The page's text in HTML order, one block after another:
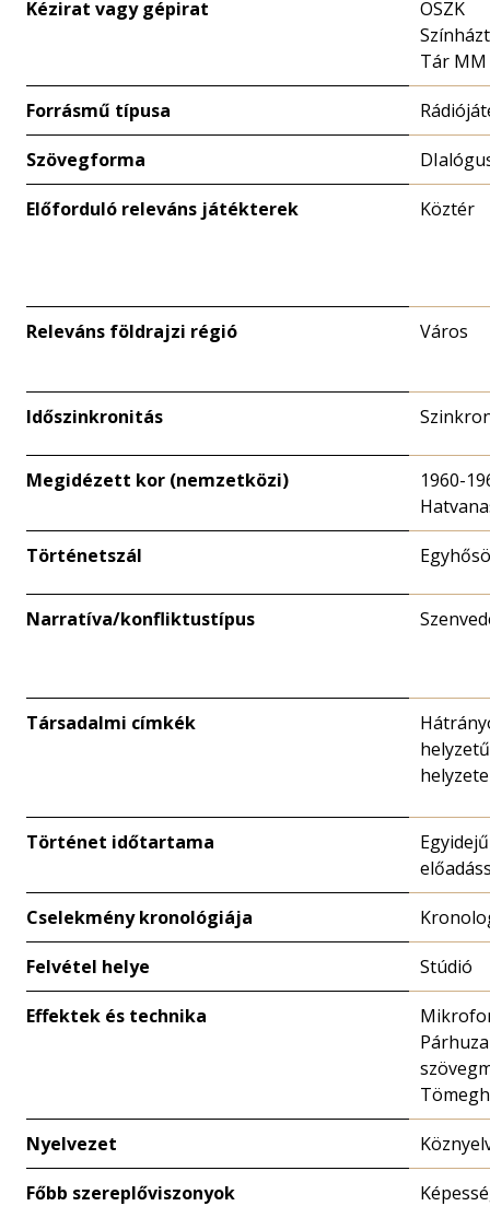
Kézirat vagy gépirat
OSZK
Tár MM
Forrásmű típusa
Szövegforma
Előforduló releváns játékterek Köztér
Releváns földrajzi régió Város
Időszinkronitás
Megidézett kor (nemzetközi)
1960-
Történetszál
Narratíva/konfliktustípus
Társadalmi címkék
helyzete
Történet időtartama
Cselekmény kronológiája
Felvétel helye Stúdió
Effektek és technika
Nyelvezet
Főbb szereplőviszonyok